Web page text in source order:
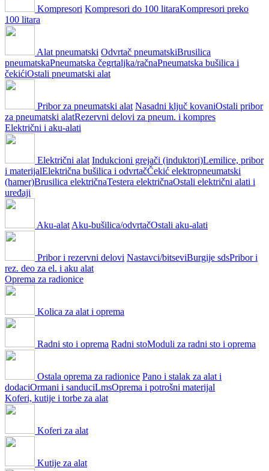
Kompresori Kompresori do 100 litaraKompresori preko
100 litara
Alat pneumatski Odvrtač pneumatskiBrusilica
pneumatskaPneumatska čegrtaljka/račnaPneumatska bušilica i
čekićiOstali pneumatski alat
Pribor za pneumatski alat Nasadni ključ kovaniOstali pribor
za pneumatski alatRezervni delovi za pneum. i kompres
Električni i aku-alati
Električni alat Indukcioni grejači (induktori)Lemilice, pribor
i materijalElektrična bušilica i odvrtačČekić elektropneumatski
(hamer)Brusilica električnaTestera električnaOstali električni alati i
uređaji
Aku-alat Aku-bušilica/odvrtačOstali aku-alati
Pribor i rezervni delovi Nastavci/bitseviBurgije sdsPribor i
rez. deo za el. i aku alat
Oprema za radionice
Kolica za alat i oprema
Radni sto i oprema Radni stoModuli za radni sto i oprema
Ostala oprema za radionice Pano i stalak za alat i
dodaciOrmani i sanduciLmsOprema i potrošni materijal
Koferi, kutije i torbe za alat
Koferi za alat
Kutije za alat